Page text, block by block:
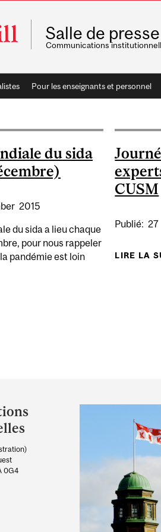
Salle de presse
Communications
Pour les enseignants et personnel
du sida
2015
du sida a lieu chaque
pour nous rappeler
pandémie est loin
CUSM
Publié: 27
LIRE LA
0G4